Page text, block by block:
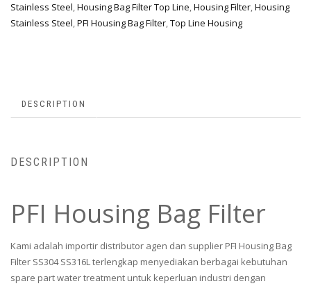
Stainless Steel,Housing Bag Filter Top Line,Housing Filter,Housing
Stainless Steel,PFI Housing Bag Filter,Top Line Housing
DESCRIPTION
DESCRIPTION
PFI Housing Bag Filter
Kami adalah importir distributor agen dan supplier PFI Housing Bag
Filter SS304 SS316L terlengkap menyediakan berbagai kebutuhan
spare part water treatment untuk keperluan industri dengan